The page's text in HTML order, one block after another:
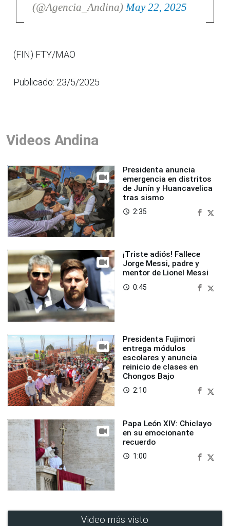
(@Agencia_Andina)May 22, 2025
(FIN) FTY/MAO
Publicado: 23/5/2025
Videos Andina
Presidenta anuncia
emergencia en distritos
de Junín y Huancavelica
tras sismo
access_time 2:35
¡Triste adiós! Fallece
Jorge Messi, padre y
mentor de Lionel Messi
access_time 0:45
Presidenta Fujimori
entrega módulos
escolares y anuncia
reinicio de clases en
Chongos Bajo
access_time 2:10
Papa León XIV: Chiclayo
en su emocionante
recuerdo
access_time 1:00
Video más visto